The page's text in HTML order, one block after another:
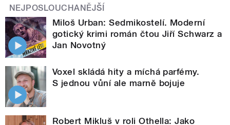
NEJPOSLOUCHANĚJŠÍ
Miloš Urban: Sedmikostelí. Moderní
gotický krimi román čtou Jiří Schwarz a
Jan Novotný
Voxel skládá hity a míchá parfémy.
S jednou vůní ale marně bojuje
Robert Mikluš v roli Othella: Jako